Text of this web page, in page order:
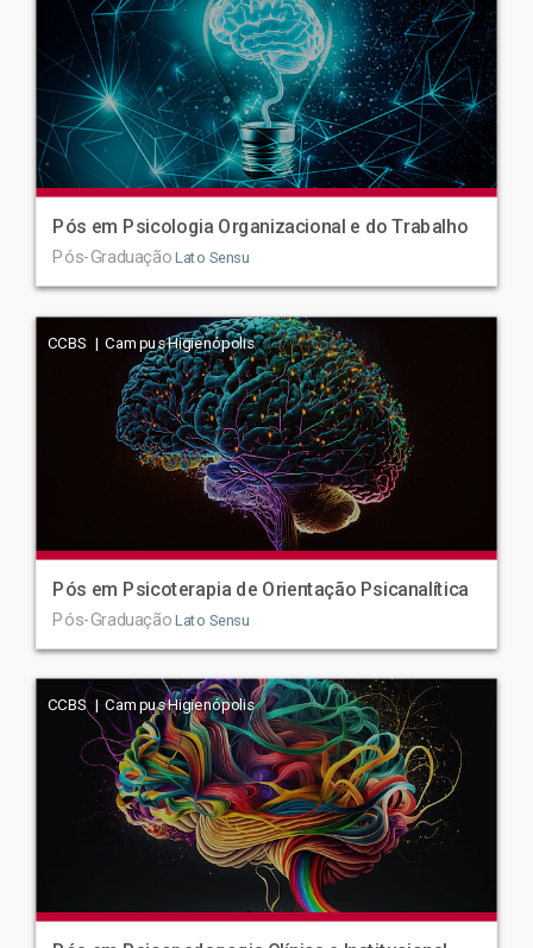
Pós em Psicologia Organizacional e do Trabalho
Pós-Graduação Lato Sensu
CCBS | Campus Higienópolis
Pós em Psicoterapia de Orientação Psicanalítica
Pós-Graduação Lato Sensu
CCBS | Campus Higienópolis